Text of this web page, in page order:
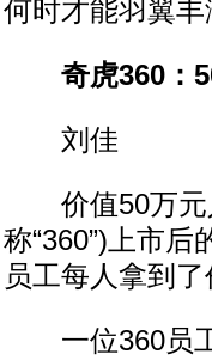
何时才能羽翼丰
奇虎360：
刘佳
价值50万元
称“360”)上市
员工每人拿到
一位360员工